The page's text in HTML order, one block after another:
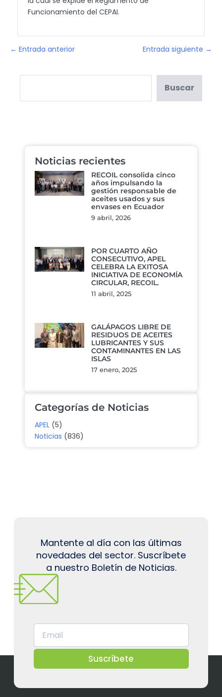
Funcionamiento del CEPAI.
← Entrada anterior Entrada siguiente →
Buscar
Noticias recientes
RECOIL consolida cinco
años impulsando la
gestión responsable de
aceites usados y sus
envases en Ecuador
9 abril, 2026
POR CUARTO AÑO
CONSECUTIVO, APEL
CELEBRA LA EXITOSA
INICIATIVA DE ECONOMÍA
CIRCULAR, RECOIL.
11 abril, 2025
GALÁPAGOS LIBRE DE
RESIDUOS DE ACEITES
LUBRICANTES Y SUS
CONTAMINANTES EN LAS
ISLAS
17 enero, 2025
Categorías de Noticias
APEL (5)
Noticias (836)
Mantente al día con las últimas
novedades del sector. Suscríbete
a nuestro Boletín de Noticias.
Suscríbete